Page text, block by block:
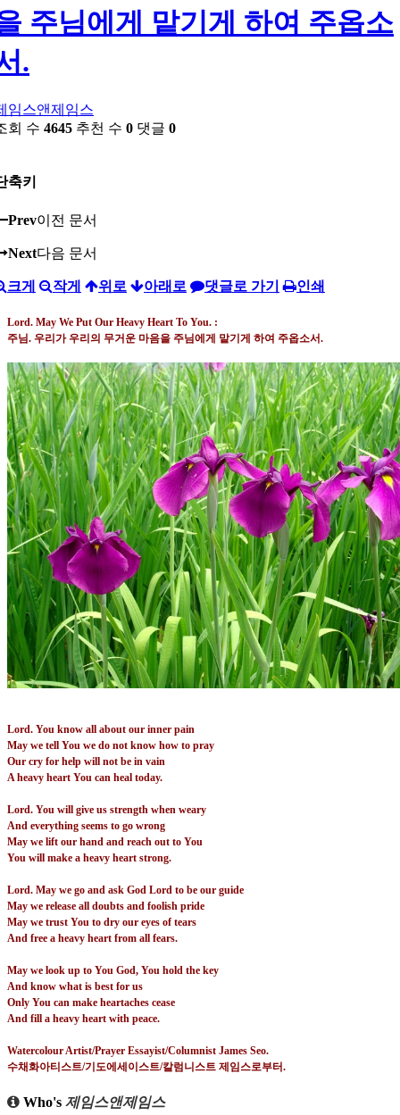
주님에게 맡기게 하여 주옵소
.
임스앤제임스
회 수 4645 추천 수 0 댓글 0
축키
Prev이전 문서
Next다음 문서
크게 작게 위로 아래로 댓글로 가기 인쇄
Lord. May We Put Our Heavy Heart To You. :
주님. 우리가 우리의 무거운 마음을 주님에게 맡기게 하여 주옵소서.
Lord. You know all about our inner pain
May we tell You we do not know how to pray
Our cry for help will not be in vain
A heavy heart You can heal today.
Lord. You will give us strength when weary
And everything seems to go wrong
May we lift our hand and reach out to You
You will make a heavy heart strong.
Lord. May we go and ask God Lord to be our guide
May we release all doubts and foolish pride
May we trust You to dry our eyes of tears
And free a heavy heart from all fears.
May we look up to You God, You hold the key
And know what is best for us
Only You can make heartaches cease
And fill a heavy heart with peace.
Watercolour Artist/Prayer Essayist/Columnist James Seo.
수채화아티스트/기도에세이스트/칼럼니스트 제임스로부터.
Who's 제임스앤제임스